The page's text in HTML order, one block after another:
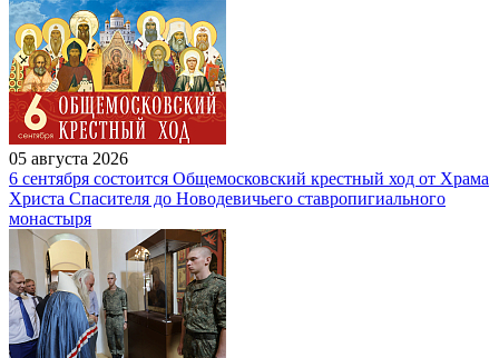
05 августа 2026
6 сентября состоится Общемосковский крестный ход от Храма
Христа Спасителя до Новодевичьего ставропигиального
монастыря